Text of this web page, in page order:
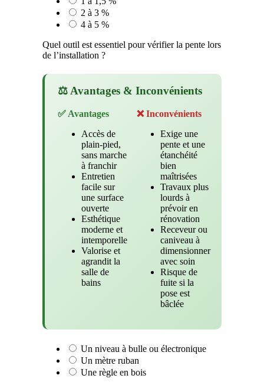
2 à 3 %
4 à 5 %
Quel outil est essentiel pour vérifier la pente lors
de l’installation ?
⚖️ Avantages & Inconvénients
✅ Avantages
Accès de
plain-pied,
sans marche
à franchir
Entretien
facile sur
une surface
ouverte
Esthétique
moderne et
intemporelle
Valorise et
agrandit la
salle de
bains
❌ Inconvénients
Exige une
pente et une
étanchéité
bien
maîtrisées
Travaux plus
lourds à
prévoir en
rénovation
Receveur ou
caniveau à
dimensionner
avec soin
Risque de
fuite si la
pose est
bâclée
Un niveau à bulle ou électronique
Un mètre ruban
Une règle en bois